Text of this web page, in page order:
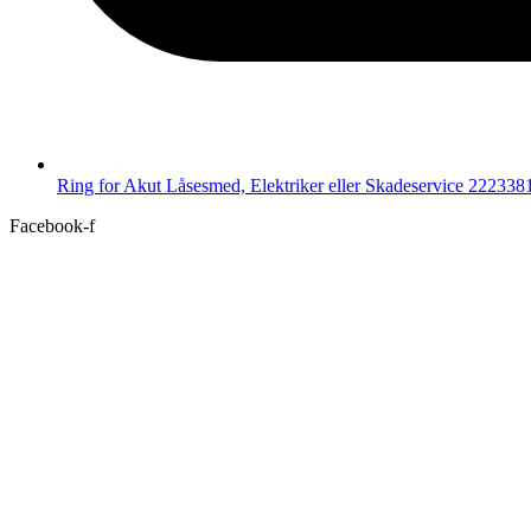
Ring for Akut Låsesmed, Elektriker eller Skadeservice
Facebook-f